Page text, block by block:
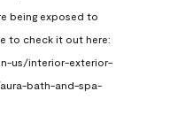
being exposed to
to check it out here:
us/interior-exterior-
bath-and-spa-